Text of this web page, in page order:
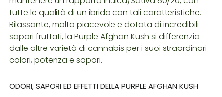
tutte le qualità di un ibrido con tali caratteristiche.
Rilassante, molto piacevole e dotata di incredibili
sapori fruttati, la Purple Afghan Kush si differenzia
dalle altre varietà di cannabis per i suoi straordinari
colori, potenza e sapori.
ODORI, SAPORI ED EFFETTI DELLA PURPLE AFGHAN KUSH